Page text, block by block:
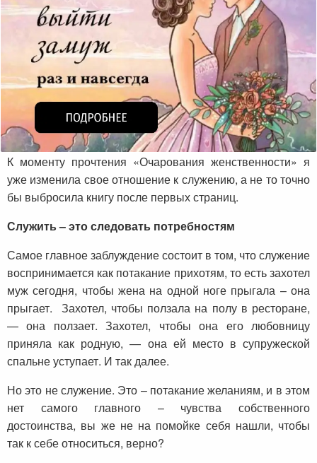
К моменту прочтения «Очарования женственности» я
уже изменила свое отношение к служению, а не то точно
бы выбросила книгу после первых страниц.
Служить – это следовать потребностям
Самое главное заблуждение состоит в том, что служение
воспринимается как потакание прихотям, то есть захотел
муж сегодня, чтобы жена на одной ноге прыгала – она
прыгает. Захотел, чтобы ползала на полу в ресторане,
— она ползает. Захотел, чтобы она его любовницу
приняла как родную, — она ей место в супружеской
спальне уступает. И так далее.
Но это не служение. Это – потакание желаниям, и в этом
нет самого главного – чувства собственного
достоинства, вы же не на помойке себя нашли, чтобы
так к себе относиться, верно?